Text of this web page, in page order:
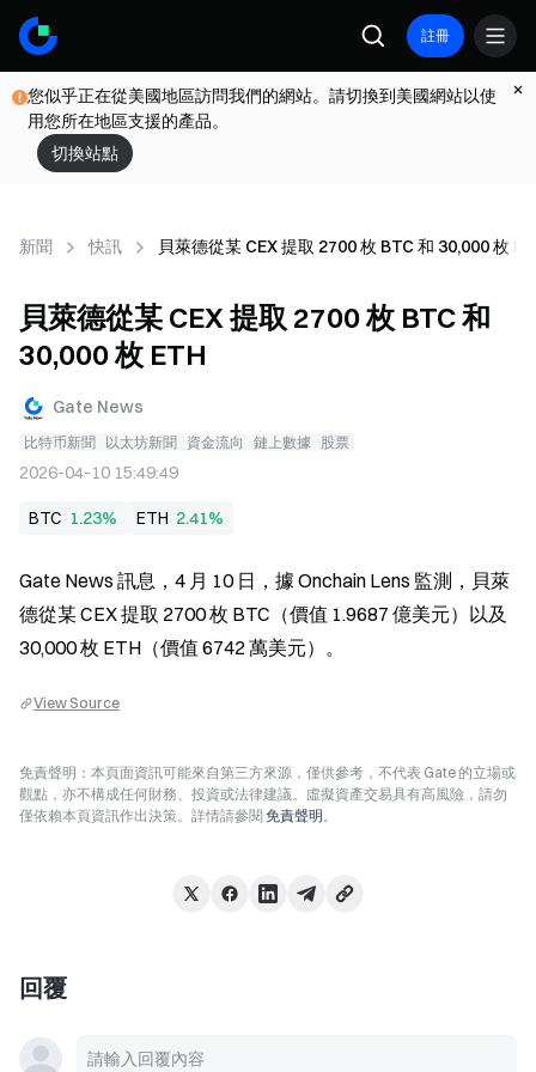
註冊
您似乎正在從美國地區訪問我們的網站。請切換到美國網站以使
用您所在地區支援的產品。
切換站點
新聞 快訊 貝萊德從某 CEX 提取 2700 枚 BTC 和 30,000 枚
貝萊德從某 CEX 提取 2700 枚 BTC 和
30,000 枚 ETH
Gate News
比特币新聞 以太坊新聞 資金流向 鏈上數據 股票
2026-04-10 15:49:49
BTC 1.23% ETH 2.41%
Gate News 訊息，4 月 10 日，據 Onchain Lens 監測，貝萊
德從某 CEX 提取 2700 枚 BTC（價值 1.9687 億美元）以及
30,000 枚 ETH（價值 6742 萬美元）。
View Source
免責聲明：本頁面資訊可能來自第三方來源，僅供參考，不代表 Gate 的立場或
觀點，亦不構成任何財務、投資或法律建議。虛擬資產交易具有高風險，請勿
僅依賴本頁資訊作出決策。詳情請參閱 免責聲明。
回覆